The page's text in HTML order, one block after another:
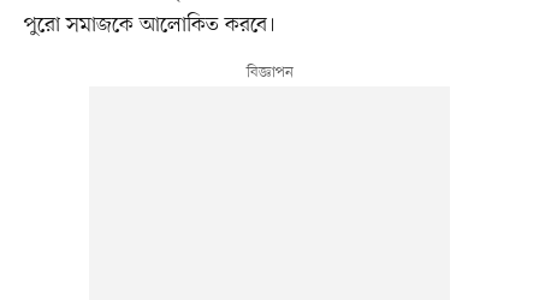
পুরো সমাজকে আলোকিত করবে।